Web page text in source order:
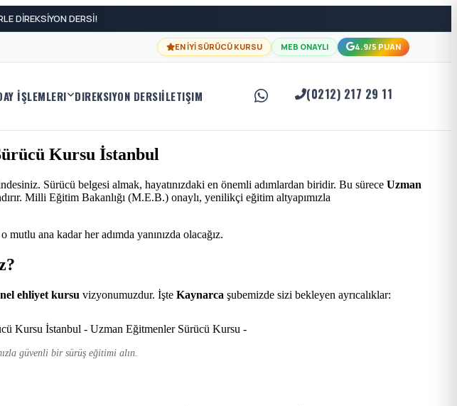
DİREKSİYON DERSİ!
EN İYİ SÜRÜCÜ KURSU MEB ONAYLI 4.9/5 PUAN
İŞLEMLERI DIREKSIYON DERSIİLETIŞIM (0212) 217 29 11
Kursu İstanbul
Sürücü belgesi almak, hayatınızdaki en önemli adımlardan biridir. Bu sürece Uzman
Milli Eğitim Bakanlığı (M.E.B.) onaylı, yenilikçi eğitim altyapımızla
ana kadar her adımda yanınızda olacağız.
ehliyet kursu vizyonumuzdur. İşte Kaynarca şubemizde sizi bekleyen ayrıcalıklar:
güvenli bir sürüş eğitimi alın.